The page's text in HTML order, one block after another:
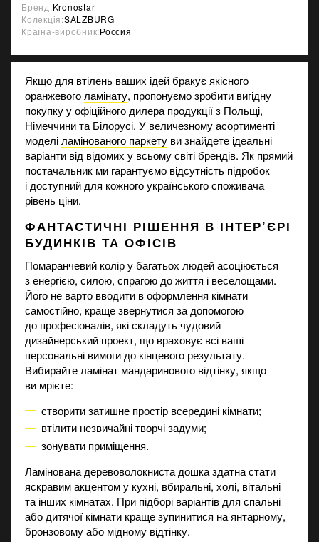
Бренд:Kronostar
Колекція:SALZBURG
Країна-виробник:Россия
Якщо для втілень ваших ідей бракує якісного
оранжевого ламінату, пропонуємо зробити вигідну
покупку у офіційного дилера продукції з Польщі,
Німеччини та Білорусі. У величезному асортименті
моделі ламінованого паркету ви знайдете ідеальні
варіанти від відомих у всьому світі брендів. Як прямий
постачальник ми гарантуємо відсутність підробок
і доступний для кожного українського споживача
рівень ціни.
ФАНТАСТИЧНІ РІШЕННЯ В ІНТЕР’ЄРІ
БУДИНКІВ ТА ОФІСІВ
Помаранчевий колір у багатьох людей асоціюється
з енергією, силою, спрагою до життя і веселощами.
Його не варто вводити в оформлення кімнати
самостійно, краще звернутися за допомогою
до професіоналів, які складуть чудовий
дизайнерський проект, що враховує всі ваші
персональні вимоги до кінцевого результату.
Вибирайте ламінат мандаринового відтінку, якщо
ви мрієте:
створити затишне простір всередині кімнати;
втілити незвичайні творчі задуми;
зонувати приміщення.
Ламінована деревоволокниста дошка здатна стати
яскравим акцентом у кухні, вбиральні, холі, вітальні
та інших кімнатах. При підборі варіантів для спальні
або дитячої кімнати краще зупинитися на янтарному,
бронзовому або мідному відтінку.